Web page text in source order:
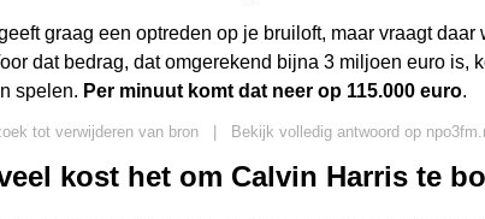
graag een optreden op je bruiloft, maar vraagt daar
dat bedrag, dat omgerekend bijna 3 miljoen euro is,
spelen. Per minuut komt dat neer op 115.000 euro.
tot verwijderen van bron Bekijk volledig antwoord op
kost het om Calvin Harris te